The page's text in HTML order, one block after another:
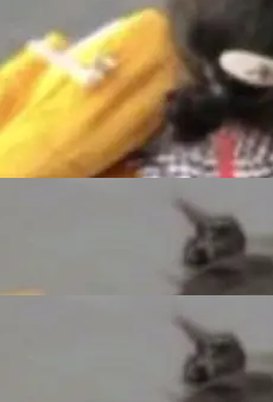
性。 compat
的支持，包
消息队
在游戏领域的
的全周期经
、再到联运与
面向全球市场
商业化销售负
者的核心诉求
一套能够持续
AORU
，技嘉X3D系
ELITE
造的全新主板
续技嘉在X3
游戏玩家带来
AORUS ELI
理器潜力，
AI 审
写得不够
排期从两天的
颈从写代码
个原生的 Gra